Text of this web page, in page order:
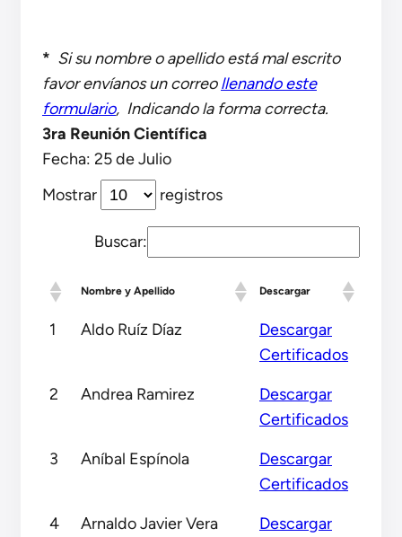
* Si su nombre o apellido está mal escrito
favor envíanos un correollenando este
formulario, Indicando la forma correcta.
3ra Reunión Científica
Fecha: 25 de Julio
Mostrar
registros
Buscar:
Nombre y Apellido Descargar
1 Aldo Ruíz Díaz
Descargar
Certificados
2
Andrea Ramirez
Descargar
Certificados
3
Aníbal Espínola
Descargar
Certificados
4
Arnaldo Javier Vera
Descargar